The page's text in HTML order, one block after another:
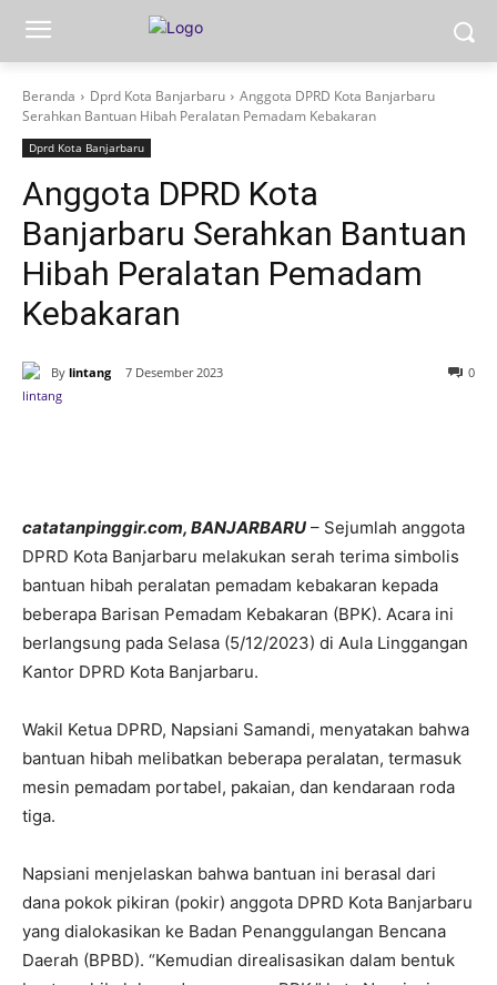
Beranda Dprd Kota Banjarbaru
Anggota DPRD Kota Banjarbaru
Serahkan Bantuan Hibah Peralatan Pemadam Kebakaran
Dprd Kota Banjarbaru
Anggota DPRD Kota
Banjarbaru Serahkan Bantuan
Hibah Peralatan Pemadam
Kebakaran
By lintang 7 Desember 2023 0
catatanpinggir.com, BANJARBARU – Sejumlah anggota
DPRD Kota Banjarbaru melakukan serah terima simbolis
bantuan hibah peralatan pemadam kebakaran kepada
beberapa Barisan Pemadam Kebakaran (BPK). Acara ini
berlangsung pada Selasa (5/12/2023) di Aula Linggangan
Kantor DPRD Kota Banjarbaru.
Wakil Ketua DPRD, Napsiani Samandi, menyatakan bahwa
bantuan hibah melibatkan beberapa peralatan, termasuk
mesin pemadam portabel, pakaian, dan kendaraan roda
tiga.
Napsiani menjelaskan bahwa bantuan ini berasal dari
dana pokok pikiran (pokir) anggota DPRD Kota Banjarbaru
yang dialokasikan ke Badan Penanggulangan Bencana
Daerah (BPBD). “Kemudian direalisasikan dalam bentuk